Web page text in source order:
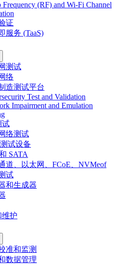
Frequency (RF) and Wi-Fi Channel
证
服务 (TaaS)
测试
络
造测试平台
Test and Validation
Impairment and Emulation
试
络测试
试设备
SATA
道、以太网、FCoE、NVMeof
试
和生成器
维护
准和监测
数据管理